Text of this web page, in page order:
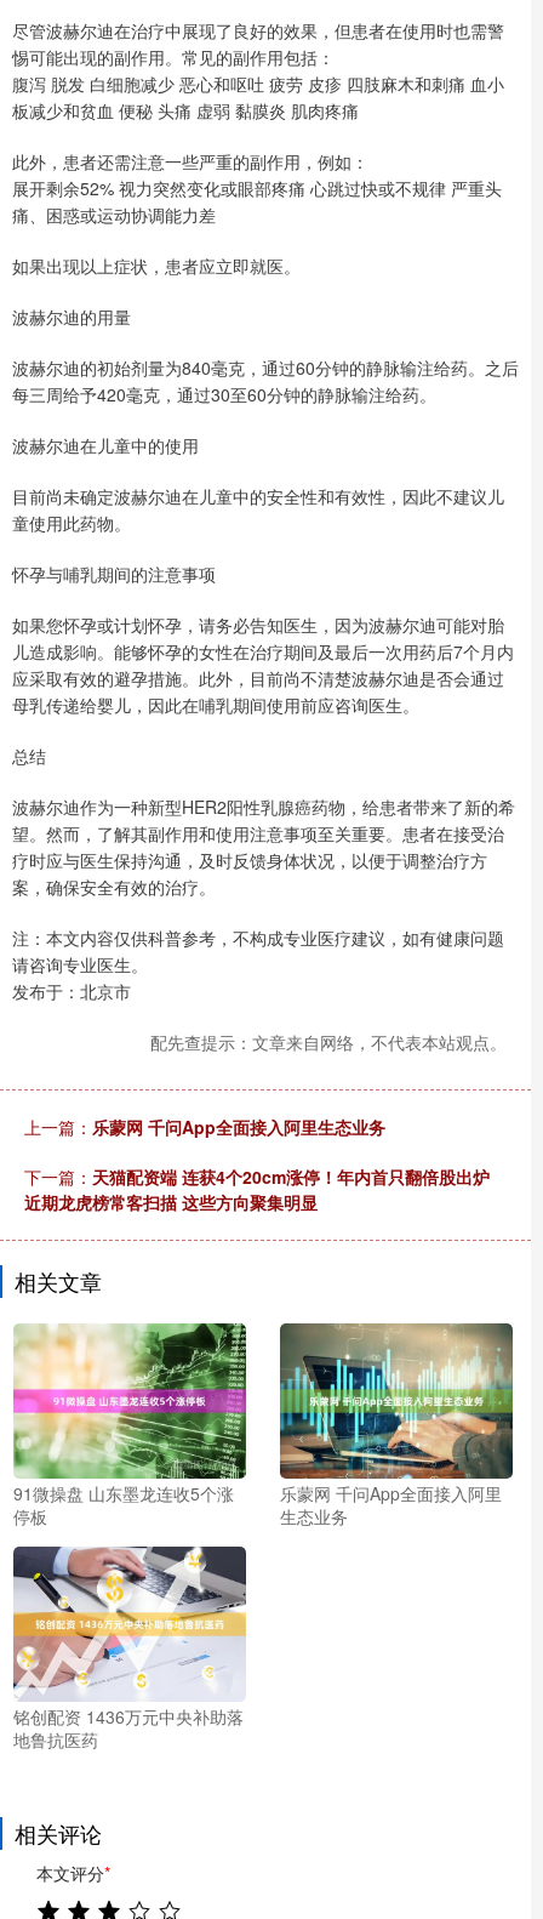
尽管波赫尔迪在治疗中展现了良好的效果，但患者在使用时也需警
惕可能出现的副作用。常见的副作用包括：
腹泻 脱发 白细胞减少 恶心和呕吐 疲劳 皮疹 四肢麻木和刺痛 血小
板减少和贫血 便秘 头痛 虚弱 黏膜炎 肌肉疼痛
此外，患者还需注意一些严重的副作用，例如：
展开剩余52% 视力突然变化或眼部疼痛 心跳过快或不规律 严重头
痛、困惑或运动协调能力差
如果出现以上症状，患者应立即就医。
波赫尔迪的用量
波赫尔迪的初始剂量为840毫克，通过60分钟的静脉输注给药。之后
每三周给予420毫克，通过30至60分钟的静脉输注给药。
波赫尔迪在儿童中的使用
目前尚未确定波赫尔迪在儿童中的安全性和有效性，因此不建议儿
童使用此药物。
怀孕与哺乳期间的注意事项
如果您怀孕或计划怀孕，请务必告知医生，因为波赫尔迪可能对胎
儿造成影响。能够怀孕的女性在治疗期间及最后一次用药后7个月内
应采取有效的避孕措施。此外，目前尚不清楚波赫尔迪是否会通过
母乳传递给婴儿，因此在哺乳期间使用前应咨询医生。
总结
波赫尔迪作为一种新型HER2阳性乳腺癌药物，给患者带来了新的希
望。然而，了解其副作用和使用注意事项至关重要。患者在接受治
疗时应与医生保持沟通，及时反馈身体状况，以便于调整治疗方
案，确保安全有效的治疗。
注：本文内容仅供科普参考，不构成专业医疗建议，如有健康问题
请咨询专业医生。
发布于：北京市
配先查提示：文章来自网络，不代表本站观点。
上一篇： 乐蒙网 千问App全面接入阿里生态业务
下一篇： 天猫配资端 连获4个20cm涨停！年内首只翻倍股出炉
近期龙虎榜常客扫描 这些方向聚集明显
相关文章
91微操盘 山东墨龙连收5个涨
停板
乐蒙网 千问App全面接入阿里
生态业务
铭创配资 1436万元中央补助落
地鲁抗医药
相关评论
本文评分*